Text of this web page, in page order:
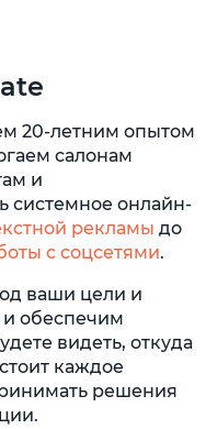
20-летним опытом
салонам
и
системное онлайн-
рекламы до
с соцсетями.
ваши цели и
обеспечим
видеть, откуда
каждое
решения